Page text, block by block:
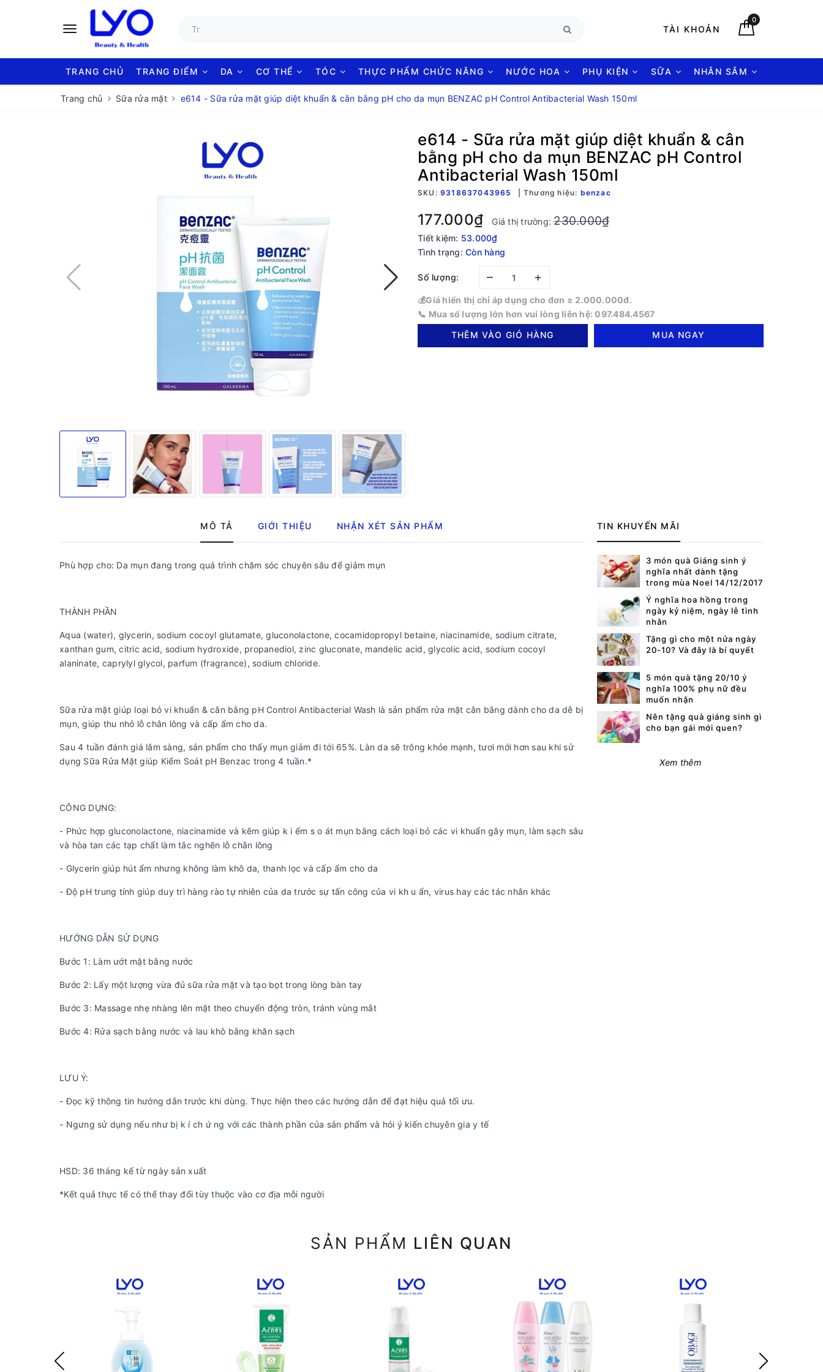
TÀI KHOẢN
0
TRANG CHỦ TRANG ĐIỂM DA CƠ THỂ TÓC THỰC PHẨM CHỨC NĂNG NƯỚC HOA PHỤ KIỆN SỮA NHÂN SÂM
Trang chủ Sữa rửa mặt e614 - Sữa rửa mặt giúp diệt khuẩn & cân bằng pH cho da mụn BENZAC pH Control Antibacterial Wash 150ml
e614 - Sữa rửa mặt giúp diệt khuẩn & cân
bằng pH cho da mụn BENZAC pH Control
Antibacterial Wash 150ml
SKU: 9318637043965 Thương hiệu: benzac
177.000₫ Giá thị trường:230.000₫
Tiết kiệm: 53.000₫
Tình trạng: Còn hàng
Số lượng: – +
💰Giá hiển thị chỉ áp dụng cho đơn ≥ 2.000.000đ.
📞 Mua số lượng lớn hơn vui lòng liên hệ: 097.484.4567
THÊM VÀO GIỎ HÀNG
MUA NGAY
MÔ TẢ GIỚI THIỆU NHẬN XÉT SẢN PHẨM
Phù hợp cho: Da mụn đang trong quá trình chăm sóc chuyên sâu để giảm mụn
THÀNH PHẦN
Aqua (water), glycerin, sodium cocoyl glutamate, gluconolactone, cocamidopropyl betaine, niacinamide, sodium citrate,
xanthan gum, citric acid, sodium hydroxide, propanediol, zinc gluconate, mandelic acid, glycolic acid, sodium cocoyl
alaninate, caprylyl glycol, parfum (fragrance), sodium chloride.
Sữa rửa mặt giúp loại bỏ vi khuẩn & cân bằng pH Control Antibacterial Wash là sản phẩm rửa mặt cân bằng dành cho da dễ bị
mụn, giúp thu nhỏ lỗ chân lông và cấp ẩm cho da.
Sau 4 tuần đánh giá lâm sàng, sản phẩm cho thấy mụn giảm đi tới 65%. Làn da sẽ trông khỏe mạnh, tươi mới hơn sau khi sử
dụng Sữa Rửa Mặt giúp Kiểm Soát pH Benzac trong 4 tuần.*
CÔNG DỤNG:
- Phức hợp gluconolactone, niacinamide và kẽm giúp k i ểm s o át mụn bằng cách loại bỏ các vi khuẩn gây mụn, làm sạch sâu
và hòa tan các tạp chất làm tắc nghẽn lỗ chân lông
- Glycerin giúp hút ẩm nhưng không làm khô da, thanh lọc và cấp ẩm cho da
- Độ pH trung tính giúp duy trì hàng rào tự nhiên của da trước sự tấn công của vi kh u ẩn, virus hay các tác nhân khác
HƯỚNG DẪN SỬ DỤNG
Bước 1: Làm ướt mặt bằng nước
Bước 2: Lấy một lượng vừa đủ sữa rửa mặt và tạo bọt trong lòng bàn tay
Bước 3: Massage nhẹ nhàng lên mặt theo chuyển động tròn, tránh vùng mắt
Bước 4: Rửa sạch bằng nước và lau khô bằng khăn sạch
LƯU Ý:
- Đọc kỹ thông tin hướng dẫn trước khi dùng. Thực hiện theo các hướng dẫn để đạt hiệu quả tối ưu.
- Ngưng sử dụng nếu như bị k í ch ứ ng với các thành phần của sản phẩm và hỏi ý kiến chuyên gia y tế
HSD: 36 tháng kể từ ngày sản xuất
*Kết quả thực tế có thể thay đổi tùy thuộc vào cơ địa mỗi người
TIN KHUYẾN MÃI
3 món quà Giáng sinh ý
nghĩa nhất dành tặng
trong mùa Noel 14/12/2017
Ý nghĩa hoa hồng trong
ngày kỷ niệm, ngày lễ tình
nhân
Tặng gì cho một nửa ngày
20-10? Và đây là bí quyết
5 món quà tặng 20/10 ý
nghĩa 100% phụ nữ đều
muốn nhận
Nên tặng quà giáng sinh gì
cho bạn gái mới quen?
Xem thêm
SẢN PHẨM LIÊN QUAN